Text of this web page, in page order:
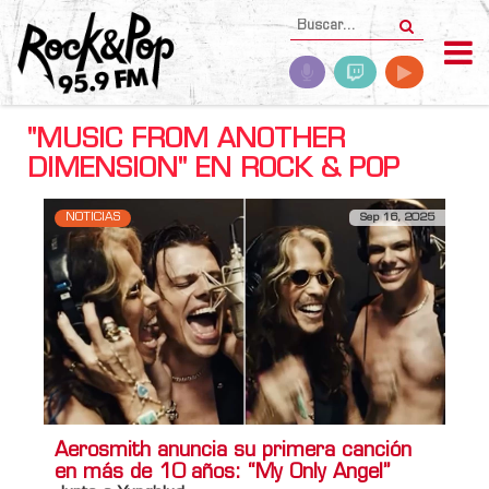
"MUSIC FROM ANOTHER
DIMENSION" EN ROCK & POP
NOTICIAS Sep 16, 2025
Aerosmith anuncia su primera canción
en más de 10 años: “My Only Angel”